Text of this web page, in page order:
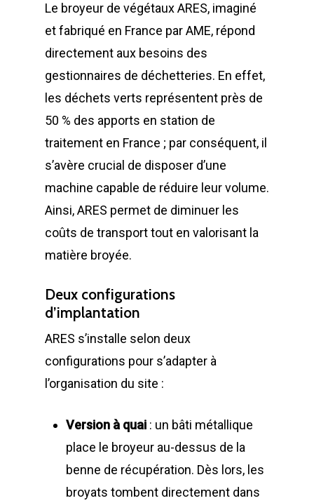
Le broyeur de végétaux ARES, imaginé
et fabriqué en France par AME, répond
directement aux besoins des
gestionnaires de déchetteries. En effet,
les déchets verts représentent près de
50 % des apports en station de
traitement en France ; par conséquent, il
s’avère crucial de disposer d’une
machine capable de réduire leur volume.
Ainsi, ARES permet de diminuer les
coûts de transport tout en valorisant la
matière broyée.
Deux configurations
d’implantation
ARES s’installe selon deux
configurations pour s’adapter à
l’organisation du site :
Version à quai : un bâti métallique
place le broyeur au-dessus de la
benne de récupération. Dès lors, les
broyats tombent directement dans